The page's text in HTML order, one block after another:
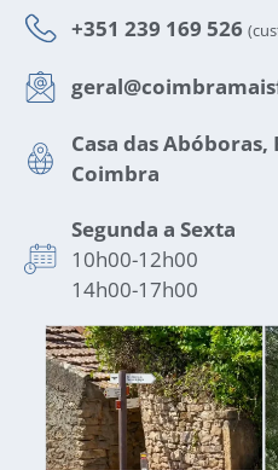
+351 239 169 526
Casa das Abóboras,
Coimbra
Segunda a Sexta
10h00-12h00
14h00-17h00